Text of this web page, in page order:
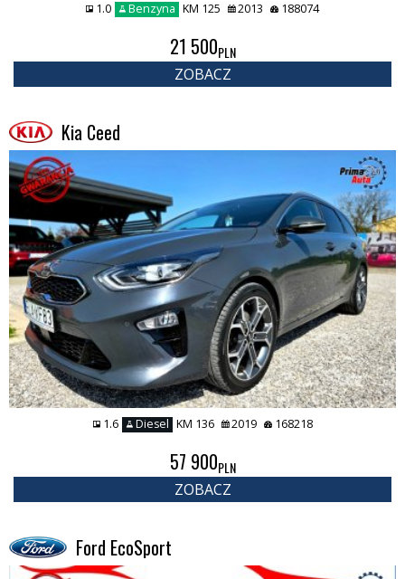
1.0 Benzyna KM 125 2013 188074
21 500PLN
ZOBACZ
Kia Ceed
1.6 Diesel KM 136 2019 168218
57 900PLN
ZOBACZ
Ford EcoSport